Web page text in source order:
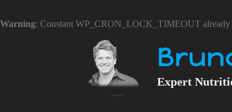
Warning: Constant WP_CRON_LOCK_TIMEOUT already
Expert